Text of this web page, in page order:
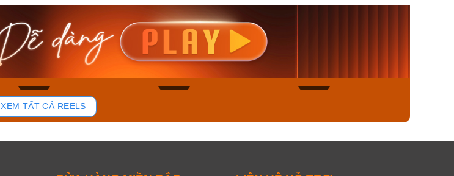
43
Casio Nam MTS-
RS100L-1AVDF
4.276.000₫
3.634.600₫
Casio Unisex AQ-
230EL-1ADF
2.117.000₫
1.799.450₫
Mua ngay
XEM TẤT CẢ REELS